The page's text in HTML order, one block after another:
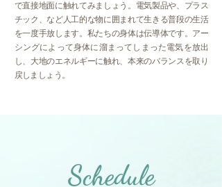
で直接地面に触れてみましょう。電気製品や、プラス
チック、など人工的な物に囲まれて生きる普段の生活
を一度手放します。私たちの身体は伝導体です。アー
シングによって身体に溜まってしまった電気を放出
し、大地のエネルギーに触れ、本来のバランスを取り
戻しましょう。
Schedule